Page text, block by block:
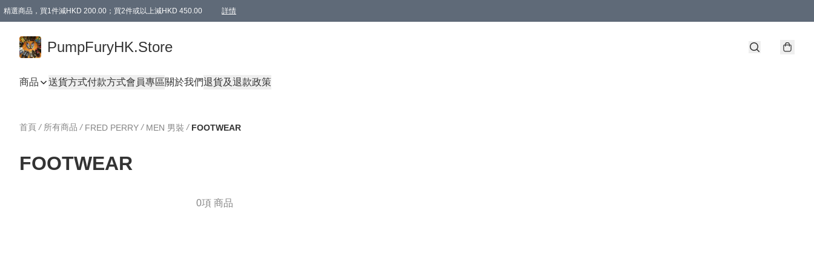
精選商品，買1件減HKD 200.00；買2件或以上減HKD 450.00 詳情
PumpFuryHK.Store
商品 送貨方式付款方式會員專區關於我們退貨及退款政策
首頁 / 所有商品 / FRED PERRY / MEN 男裝 / FOOTWEAR
FOOTWEAR
0項 商品